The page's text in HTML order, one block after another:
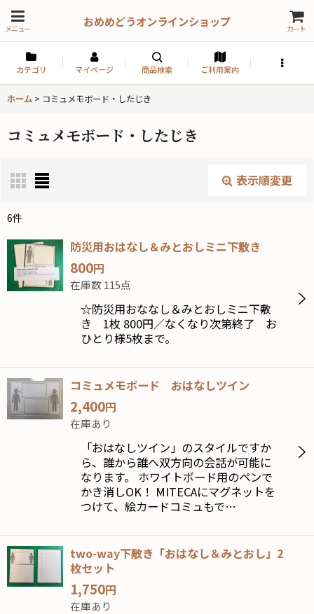
メニュー おめめどうオンラインショップ カート
カテゴリ マイページ 商品検索 ご利用案内
ホーム > コミュメモボード・したじき
コミュメモボード・したじき
表示順変更
表示数:
並び順:
絞り込む
閉じる
6件
防災用おはなし＆みとおしミニ下敷き
800円
在庫数 115点
☆防災用おななし＆みとおしミニ下敷
き 1枚 800円／なくなり次第終了 お
ひとり様5枚まで。
コミュメモボード おはなしツイン
2,400円
在庫あり
「おはなしツイン」のスタイルですか
ら、誰から誰へ双方向の会話が可能に
なります。 ホワイトボード用のペンで
かき消しOK！ MITECAにマグネットを
つけて、絵カードコミュもで…
two-way下敷き「おはなし＆みとおし」2
枚セット
1,750円
在庫あり